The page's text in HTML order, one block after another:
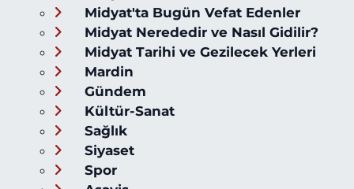
Midyat'ta Bugün Vefat Edenler
Midyat Nerededir ve Nasıl Gidilir?
Midyat Tarihi ve Gezilecek Yerleri
Mardin
Gündem
Kültür-Sanat
Sağlık
Siyaset
Spor